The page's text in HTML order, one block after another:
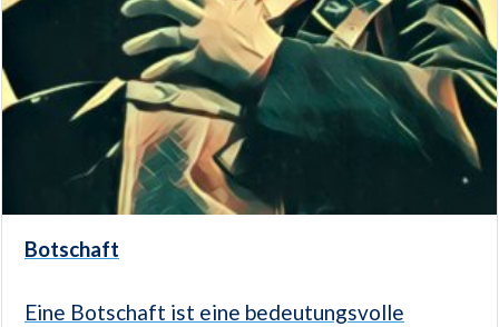
Botschaft
Eine Botschaft ist eine bedeutungsvolle